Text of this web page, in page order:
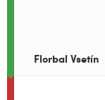
Florbal Vsetín